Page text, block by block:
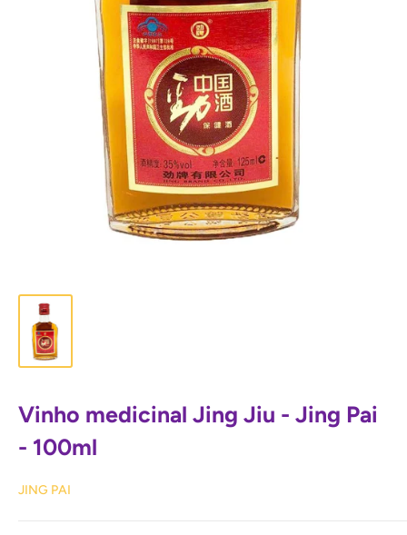
Vinho medicinal Jing Jiu - Jing Pai
- 100ml
JING PAI